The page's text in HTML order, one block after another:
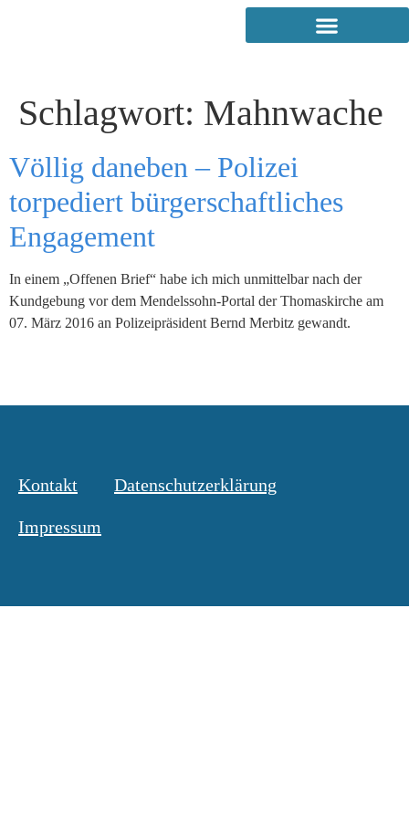
Schlagwort: Mahnwache
Völlig daneben – Polizei
torpediert bürgerschaftliches
Engagement
In einem „Offenen Brief“ habe ich mich unmittelbar nach der
Kundgebung vor dem Mendelssohn-Portal der Thomaskirche am
07. März 2016 an Polizeipräsident Bernd Merbitz gewandt.
Kontakt Datenschutzerklärung
Impressum